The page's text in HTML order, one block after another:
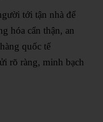
tới tận nhà để
hóa cẩn thận, an
quốc tế
rõ ràng, minh bạch